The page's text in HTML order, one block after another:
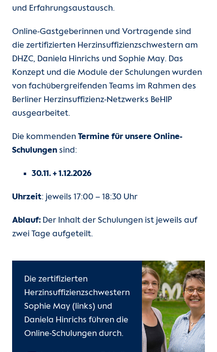
und Erfahrungsaustausch.
Online-Gastgeberinnen und Vortragende sind
die zertifizierten Herzinsuffizienzschwestern am
DHZC, Daniela Hinrichs und Sophie May. Das
Konzept und die Module der Schulungen wurden
von fachübergreifenden Teams im Rahmen des
Berliner Herzinsuffizienz-Netzwerks BeHIP
ausgearbeitet.
Die kommenden Termine für unsere Online-
Schulungen sind:
30.11. + 1.12.2026
Uhrzeit: jeweils 17:00 – 18:30 Uhr
Ablauf: Der Inhalt der Schulungen ist jeweils auf
zwei Tage aufgeteilt.
Die zertifizierten
Herzinsuffizienzschwestern
Sophie May (links) und
Daniela Hinrichs führen die
Online-Schulungen durch.